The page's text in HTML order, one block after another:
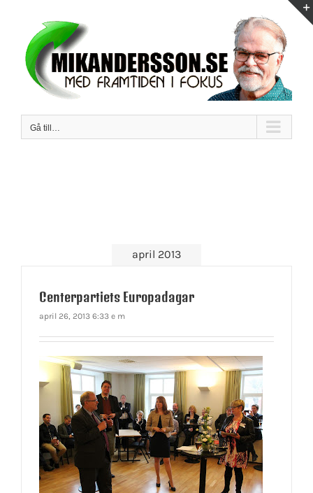
innehållet
Gå till…
april 2013
Centerpartiets Europadagar
april 26, 2013 6:33 e m